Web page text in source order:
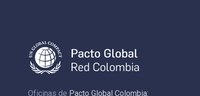
Oficinas de Pacto Global Colombia: